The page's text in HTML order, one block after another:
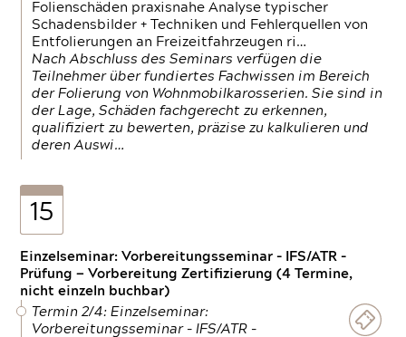
Folienschäden praxisnahe Analyse typischer
Schadensbilder + Techniken und Fehlerquellen von
Entfolierungen an Freizeitfahrzeugen ri…
Nach Abschluss des Seminars verfügen die
Teilnehmer über fundiertes Fachwissen im Bereich
der Folierung von Wohnmobilkarosserien. Sie sind in
der Lage, Schäden fachgerecht zu erkennen,
qualifiziert zu bewerten, präzise zu kalkulieren und
deren Auswi…
15
Einzelseminar: Vorbereitungsseminar - IFS/ATR -
Prüfung — Vorbereitung Zertifizierung (4 Termine,
nicht einzeln buchbar)
Termin 2/4: Einzelseminar:
Vorbereitungsseminar - IFS/ATR -